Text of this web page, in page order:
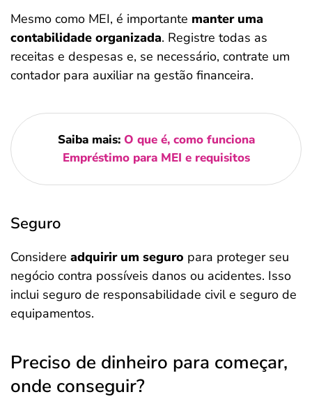
Mesmo como MEI, é importante manter uma
contabilidade organizada. Registre todas as
receitas e despesas e, se necessário, contrate um
contador para auxiliar na gestão financeira.
Saiba mais: O que é, como funciona
Empréstimo para MEI e requisitos
Seguro
Considere adquirir um seguro para proteger seu
negócio contra possíveis danos ou acidentes. Isso
inclui seguro de responsabilidade civil e seguro de
equipamentos.
Preciso de dinheiro para começar,
onde conseguir?